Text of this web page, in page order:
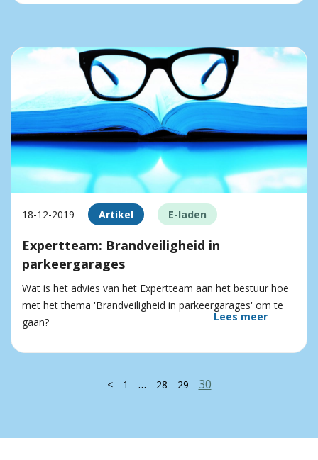
18-12-2019 Artikel E-laden
Expertteam: Brandveiligheid in
parkeergarages
Wat is het advies van het Expertteam aan het bestuur hoe
met het thema 'Brandveiligheid in parkeergarages' om te
gaan?
Lees meer
< 1 … 28 29 30